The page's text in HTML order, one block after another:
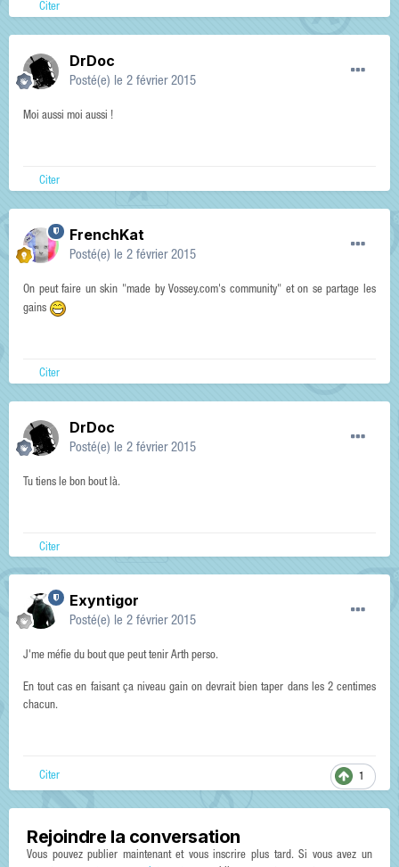
Citer
DrDoc
Posté(e) le 2 février 2015
Moi aussi moi aussi !
Citer
FrenchKat
Posté(e) le 2 février 2015
On peut faire un skin "made by Vossey.com's community" et on se partage les
gains
Citer
DrDoc
Posté(e) le 2 février 2015
Tu tiens le bon bout là.
Citer
Exyntigor
Posté(e) le 2 février 2015
J'me méfie du bout que peut tenir Arth perso.
En tout cas en faisant ça niveau gain on devrait bien taper dans les 2 centimes
chacun.
1
Citer
Rejoindre la conversation
Vous pouvez publier maintenant et vous inscrire plus tard. Si vous avez un